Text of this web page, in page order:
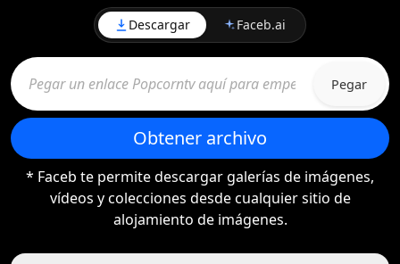
Descargar Faceb.ai
Pegar
Obtener archivo
* Faceb te permite descargar galerías de imágenes,
vídeos y colecciones desde cualquier sitio de
alojamiento de imágenes.